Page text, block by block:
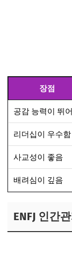
장점
공감 능력이 뛰
리더십이 우수함
사교성이 좋음
배려심이 깊음
ENFJ 인간